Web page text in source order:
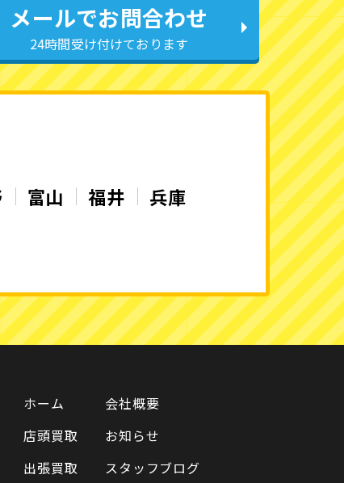
メールでお問合わせ
24時間受け付けております
富山 福井 兵庫
ホーム
店頭買取
出張買取
会社概要
お知らせ
スタッフブログ